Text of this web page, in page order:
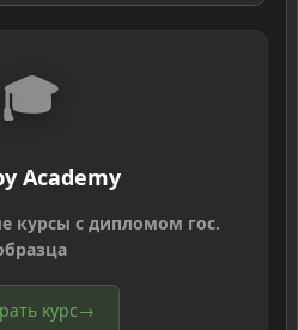
🎓
Academy
курсы с дипломом гос.
курс→